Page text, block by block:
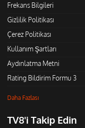
Frekans Bilgileri
Gizlilik Politikası
Çerez Politikası
Kullanım Şartları
Aydınlatma Metni
Rating Bildirim Formu 3
Daha Fazlası
TV8'i Takip Edin